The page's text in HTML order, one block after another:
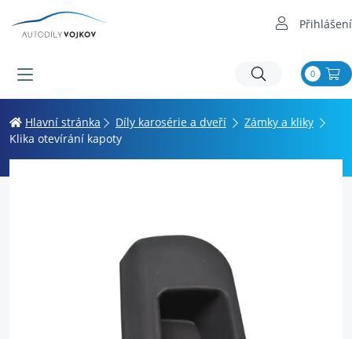
Přihlášení
0
Hlavní stránka Díly karosérie a dveří
Zámky a kliky
Klika otevírání kapoty